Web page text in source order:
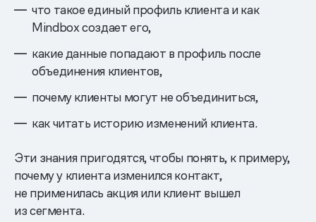
что такое единый профиль клиента и как
Mindbox создает его,
какие данные попадают в профиль после
объединения клиентов,
почему клиенты могут не объединиться,
как читать историю изменений клиента.
Эти знания пригодятся, чтобы понять, к примеру,
почему у клиента изменился контакт,
не применилась акция или клиент вышел
из сегмента.